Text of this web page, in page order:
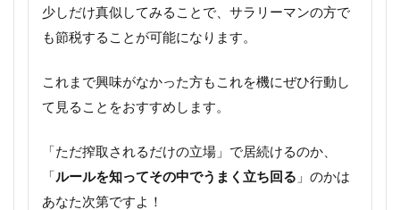
少しだけ真似してみることで、サラリーマンの方で
も節税することが可能になります。
これまで興味がなかった方もこれを機にぜひ行動し
て見ることをおすすめします。
「ただ搾取されるだけの立場」で居続けるのか、
「ルールを知ってその中でうまく立ち回る 」のかは
あなた次第ですよ！